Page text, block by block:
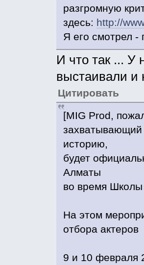
разгромную
здесь: http://
Я его смотрел -
И что так ... У
выстаивали и
Цитировать
[MIG Prod,
историю,
будет
Алматы
во время
На этом
отбора актеров
9 и 10 февраля